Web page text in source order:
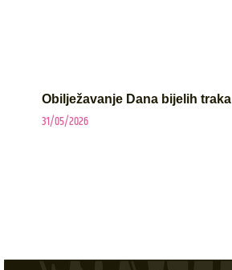
Obilježavanje Dana bijelih traka
31/05/2026